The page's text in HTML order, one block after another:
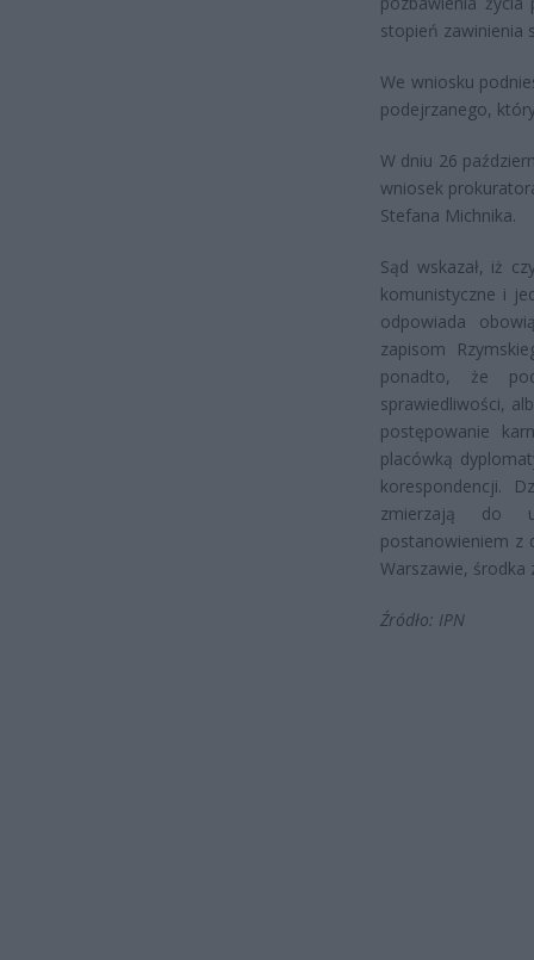
stopień zawinienia
We wniosku
podejrzanego,
W dniu 26
wniosek
Stefana Michnika.
Sąd wskazał, iż
komunistyczne i
odpowiada
zapisom
ponadto, że
sprawiedliwości,
postępowanie
placówką
korespondencji.
zmierzają do
postanowieniem z
Warszawie,
Źródło: IPN